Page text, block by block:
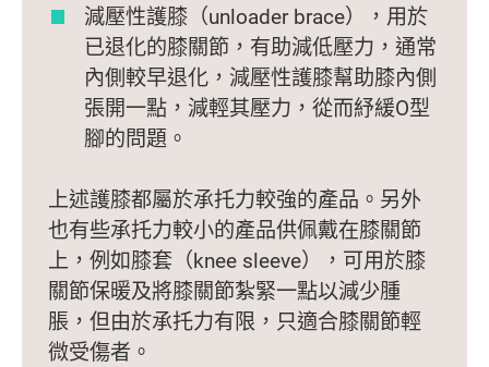
減壓性護膝（unloader brace），用於
已退化的膝關節，有助減低壓力，通常
內側較早退化，減壓性護膝幫助膝內側
張開一點，減輕其壓力，從而紓緩O型
腳的問題。
上述護膝都屬於承托力較強的產品。另外
也有些承托力較小的產品供佩戴在膝關節
上，例如膝套（knee sleeve），可用於膝
關節保暖及將膝關節紮緊一點以減少腫
脹，但由於承托力有限，只適合膝關節輕
微受傷者。